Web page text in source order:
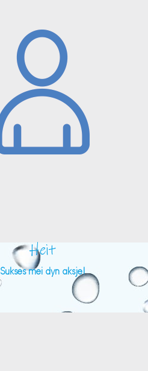
Heit
Sukses mei dyn aksje!